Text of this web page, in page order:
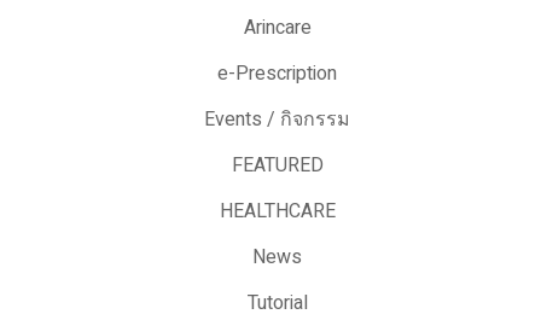
Arincare
e-Prescription
Events / กิจกรรม
FEATURED
HEALTHCARE
News
Tutorial